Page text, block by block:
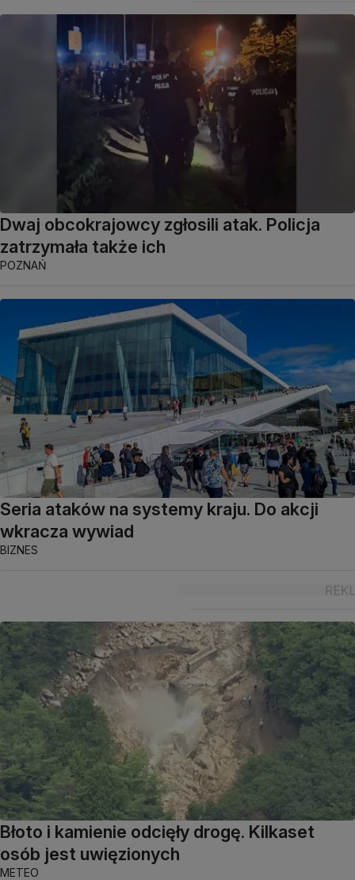
Dwaj obcokrajowcy zgłosili atak. Policja
zatrzymała także ich
POZNAŃ
Seria ataków na systemy kraju. Do akcji
wkracza wywiad
BIZNES
Błoto i kamienie odcięły drogę. Kilkaset
osób jest uwięzionych
METEO